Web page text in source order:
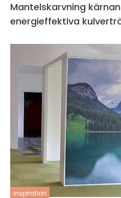
Mantelskarvning kärnan i täta och
energieffektiva
inspiration